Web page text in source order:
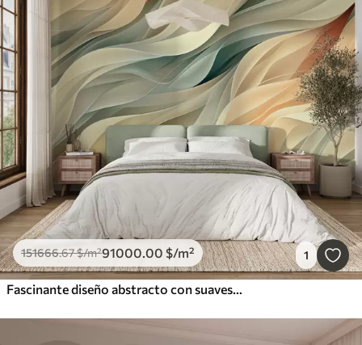
151666.67$/m²91000.00 $/m² 1
Fascinante diseño abstracto con suaves ondas pastel en colores cálidos